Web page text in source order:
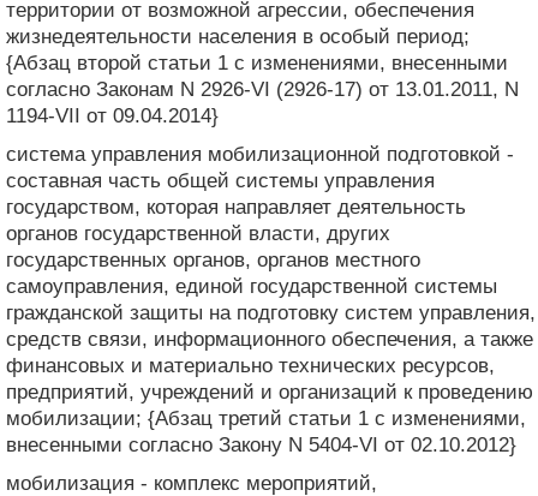
территории от возможной агрессии, обеспечения
жизнедеятельности населения в особый период;
{Абзац второй статьи 1 с изменениями, внесенными
согласно Законам N 2926-VI (2926-17) от 13.01.2011, N
1194-VII от 09.04.2014}
система управления мобилизационной подготовкой -
составная часть общей системы управления
государством, которая направляет деятельность
органов государственной власти, других
государственных органов, органов местного
самоуправления, единой государственной системы
гражданской защиты на подготовку систем управления,
средств связи, информационного обеспечения, а также
финансовых и материально технических ресурсов,
предприятий, учреждений и организаций к проведению
мобилизации; {Абзац третий статьи 1 с изменениями,
внесенными согласно Закону N 5404-VI от 02.10.2012}
мобилизация - комплекс мероприятий,